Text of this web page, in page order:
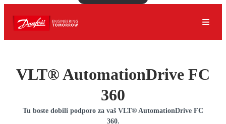
VLT® AutomationDrive FC
360
Tu boste dobili podporo za vaš VLT® AutomationDrive FC
360.